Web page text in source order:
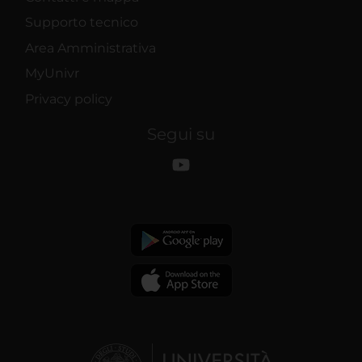
Supporto tecnico
Area Amministrativa
MyUnivr
Privacy policy
Segui su